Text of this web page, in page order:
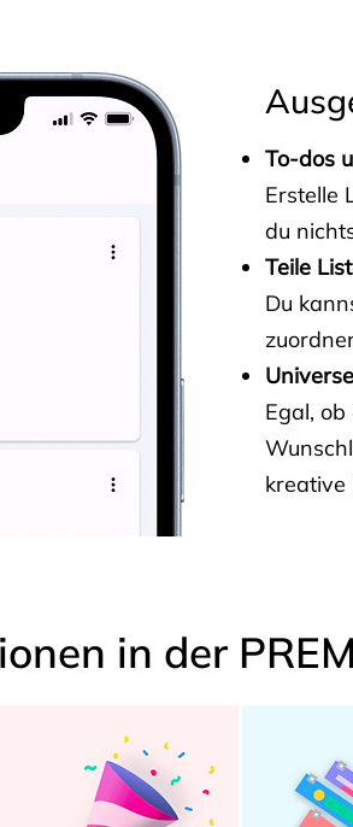
To-dos
Erstelle
du
Teile
Du
Egal,
kreative
in der